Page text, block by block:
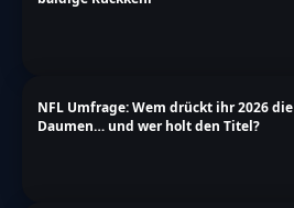
NFL Umfrage: Wem drückt ihr 2026 die
Daumen… und wer holt den Titel?